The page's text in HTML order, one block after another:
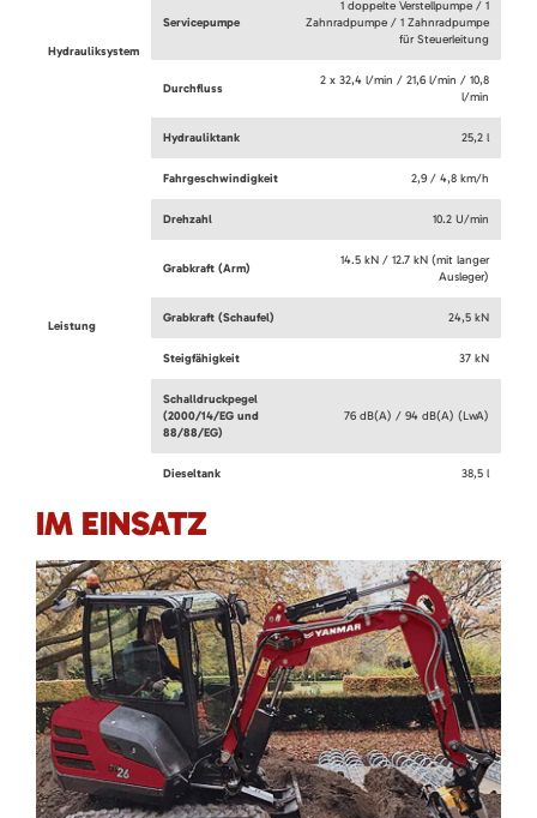
Hydrauliksystem
Servicepumpe
1 doppelte Verstellpumpe / 1
Zahnradpumpe / 1 Zahnradpumpe
für Steuerleitung
Durchfluss
2 x 32,4 l/min / 21,6 l/min / 10,8
l/min
Hydrauliktank 25,2 l
Leistung
Fahrgeschwindigkeit 2,9 / 4,8 km/h
Drehzahl 10.2 U/min
Grabkraft (Arm)
14.5 kN / 12.7 kN (mit langer
Ausleger)
Grabkraft (Schaufel) 24,5 kN
Steigfähigkeit 37 kN
Schalldruckpegel
(2000/14/EG und
88/88/EG)
76 dB(A) / 94 dB(A) (LwA)
Dieseltank 38,5 l
IM EINSATZ